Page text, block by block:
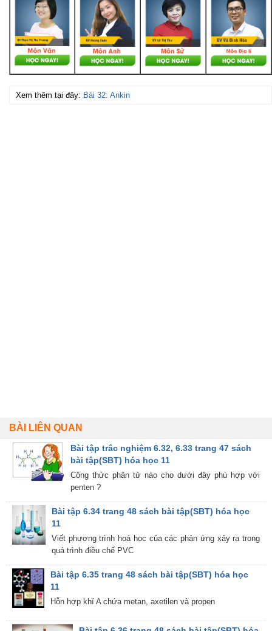
Xem thêm tại đây: Bài 32: Ankin
BÀI LIÊN QUAN
Bài tập trắc nghiệm 6.32, 6.33 trang 47 sách
bài tập(SBT) hóa học 11
Công thức phân tử nào cho dưới đây phù hợp với
penten ?
Bài tập 6.34 trang 48 sách bài tập(SBT) hóa học
11
Viết phương trình hoá học của các phản ứng xảy ra trong
quá trình điều chế PVC
Bài tập 6.35 trang 48 sách bài tập(SBT) hóa học
11
Hỗn hợp khí A chứa metan, axetilen và propen